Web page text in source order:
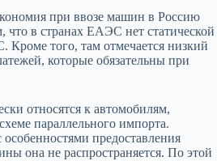
при ввозе машин в Россию
что в странах ЕАЭС нет статической
Кроме того, там отмечается низкий
которые обязательны при
относятся к автомобилям,
параллельного импорта.
предоставления
она не распространяется. По этой